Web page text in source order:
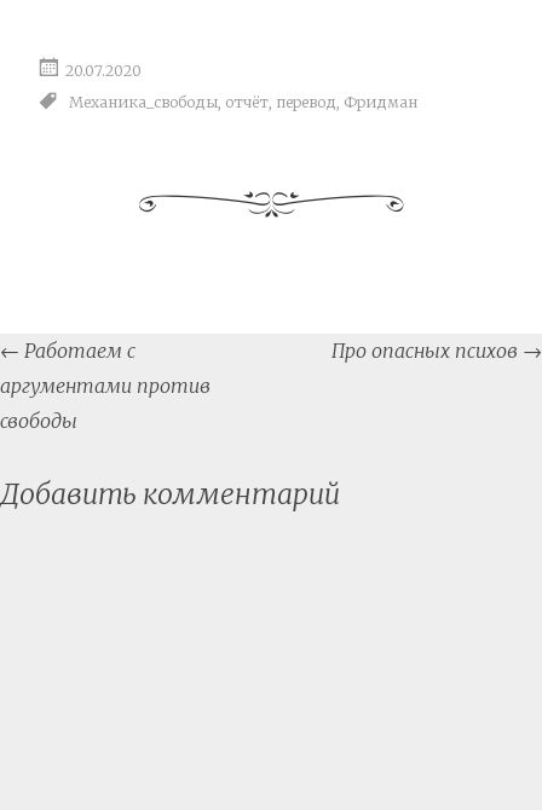
20.07.2020
Механика_свободы отчёт перевод Фридман
Post
navigation
← Работаем с
аргументами против
свободы
Про опасных психов →
Добавить комментарий